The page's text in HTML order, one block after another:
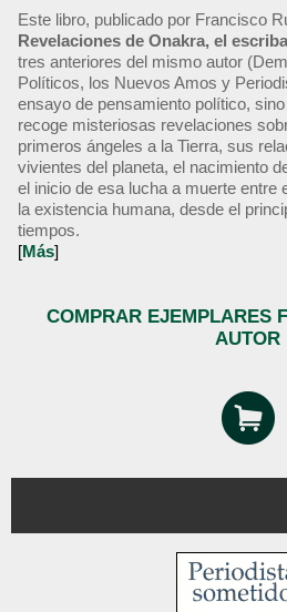
Este libro, publicado por Francisco
Revelaciones de Onakra, el
tres anteriores del mismo autor
Políticos, los Nuevos Amos y
ensayo de pensamiento político,
recoge misteriosas revelaciones
primeros ángeles a la Tierra, sus
vivientes del planeta, el nacimiento
el inicio de esa lucha a muerte entre
la existencia humana, desde el
tiempos.
[Más]
COMPRAR EJEMPLARES
AUTOR